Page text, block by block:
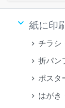
keyboard_arrow_down 紙に印
チラシ
折パン
ポスタ
はがき